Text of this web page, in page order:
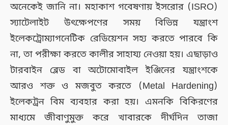
অনেকেই জানি না। মহাকাশ গবেষণায় ইসরোর (ISRO)
স্যাটেলাইট উৎক্ষেপণের সময় বিভিন্ন যন্ত্রাংশ
ইলেকট্রোম্যাগনেটিক রেডিয়েশন সহ্য করতে পারবে কি
না, তা পরীক্ষা করতে কালীর সাহায্য নেওয়া হয়। এছাড়াও
টারবাইন ব্লেড বা অটোমোবাইল ইঞ্জিনের যন্ত্রাংশকে
আরও শক্ত ও মজবুত করতে (Metal Hardening)
ইলেকট্রন বিম ব্যবহার করা হয়। এমনকি বিকিরণের
মাধ্যমে জীবাণুমুক্ত করে খাবারকে দীর্ঘদিন তাজা